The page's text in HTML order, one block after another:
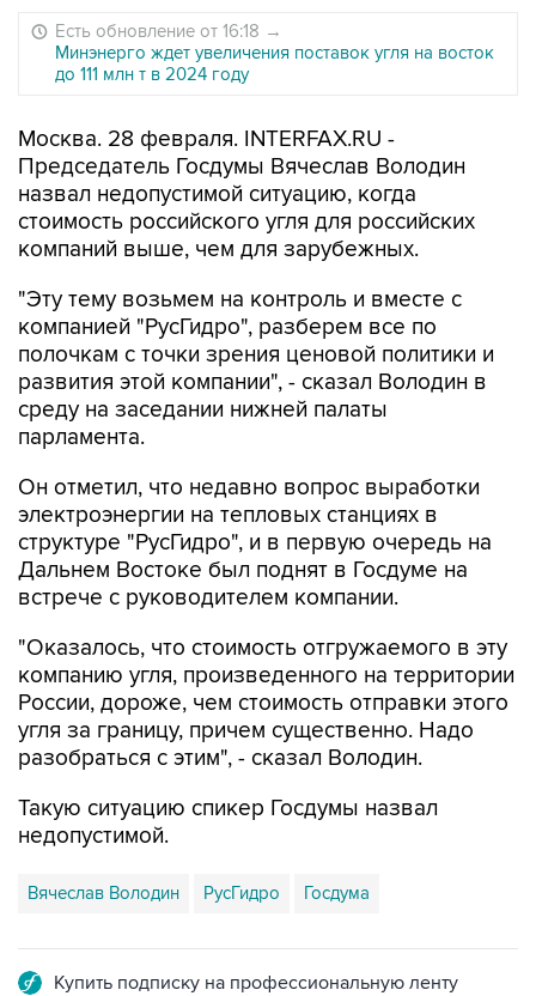
Есть обновление от 16:18 →
Минэнерго ждет увеличения поставок угля на восток
до 111 млн т в 2024 году
Москва. 28 февраля. INTERFAX.RU -
Председатель Госдумы Вячеслав Володин
назвал недопустимой ситуацию, когда
стоимость российского угля для российских
компаний выше, чем для зарубежных.
"Эту тему возьмем на контроль и вместе с
компанией "РусГидро", разберем все по
полочкам с точки зрения ценовой политики и
развития этой компании", - сказал Володин в
среду на заседании нижней палаты
парламента.
Он отметил, что недавно вопрос выработки
электроэнергии на тепловых станциях в
структуре "РусГидро", и в первую очередь на
Дальнем Востоке был поднят в Госдуме на
встрече с руководителем компании.
"Оказалось, что стоимость отгружаемого в эту
компанию угля, произведенного на территории
России, дороже, чем стоимость отправки этого
угля за границу, причем существенно. Надо
разобраться с этим", - сказал Володин.
Такую ситуацию спикер Госдумы назвал
недопустимой.
Вячеслав Володин РусГидро Госдума
Купить подписку на профессиональную ленту